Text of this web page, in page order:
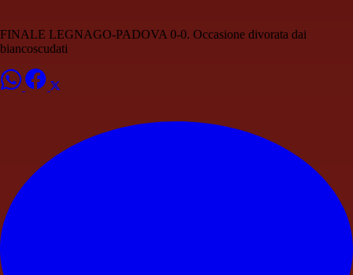
FINALE LEGNAGO-PADOVA 0-0. Occasione divorata dai
biancoscudati